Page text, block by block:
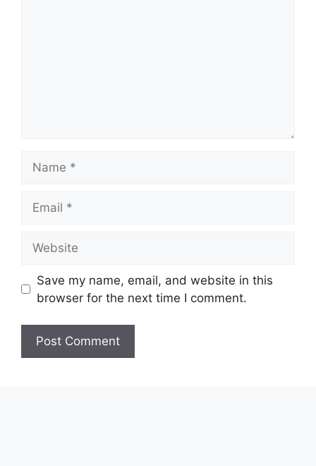
Save my name, email, and website in this
browser for the next time I comment.